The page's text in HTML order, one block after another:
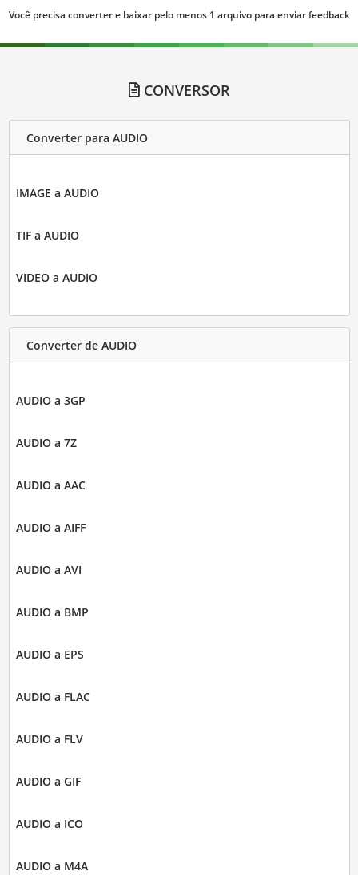
Você precisa converter e baixar pelo menos 1 arquivo para enviar feedback
CONVERSOR
Converter para AUDIO
IMAGE a AUDIO
TIF a AUDIO
VIDEO a AUDIO
Converter de AUDIO
AUDIO a 3GP
AUDIO a 7Z
AUDIO a AAC
AUDIO a AIFF
AUDIO a AVI
AUDIO a BMP
AUDIO a EPS
AUDIO a FLAC
AUDIO a FLV
AUDIO a GIF
AUDIO a ICO
AUDIO a M4A